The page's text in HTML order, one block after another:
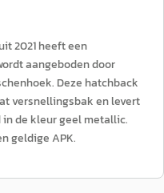
2021 heeft een
aangeboden door
Deze hatchback
versnellingsbak en levert
in de kleur geel metallic.
geldige APK.